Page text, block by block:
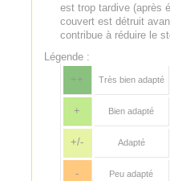
est trop tardive (après
couvert est détruit
contribue à réduire le
Légende :
++
Très bien adapté
+ Bien adapté
+/- Adapté
- Peu adapté